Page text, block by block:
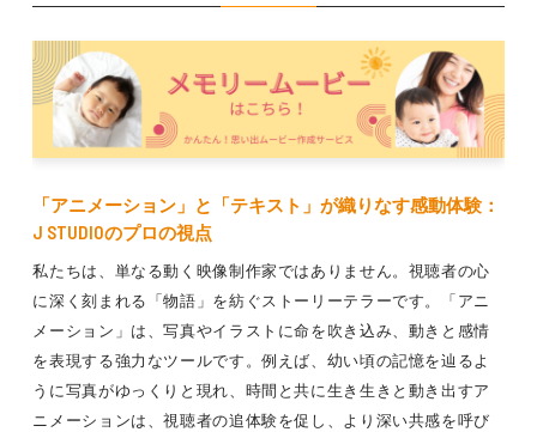
「アニメーション」と「テキスト」が織りなす感動体験：
J STUDIOのプロの視点
私たちは、単なる動く映像制作家ではありません。視聴者の心
に深く刻まれる「物語」を紡ぐストーリーテラーです。「アニ
メーション」は、写真やイラストに命を吹き込み、動きと感情
を表現する強力なツールです。例えば、幼い頃の記憶を辿るよ
うに写真がゆっくりと現れ、時間と共に生き生きと動き出すア
ニメーションは、視聴者の追体験を促し、より深い共感を呼び